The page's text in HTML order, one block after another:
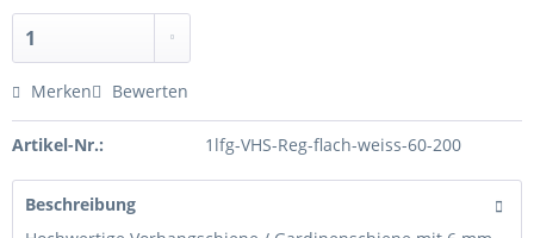
Merken Bewerten
Artikel-Nr.: 1lfg-VHS-Reg-flach-weiss-60-200
Beschreibung